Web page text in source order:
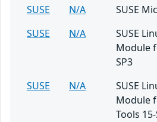
SUSE
N/A
SUSE
SUSE
N/A
SUSE
Module
SP3
SUSE
N/A
SUSE
Module
Tools